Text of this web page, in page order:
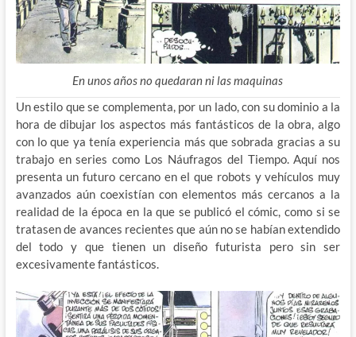
En unos años no quedaran ni las maquinas
Un estilo que se complementa, por un lado, con su dominio a la
hora de dibujar los aspectos más fantásticos de la obra, algo
con lo que ya tenía experiencia más que sobrada gracias a su
trabajo en series como Los Náufragos del Tiempo. Aquí nos
presenta un futuro cercano en el que robots y vehículos muy
avanzados aún coexistían con elementos más cercanos a la
realidad de la época en la que se publicó el cómic, como si se
tratasen de avances recientes que aún no se habían extendido
del todo y que tienen un diseño futurista pero sin ser
excesivamente fantásticos.